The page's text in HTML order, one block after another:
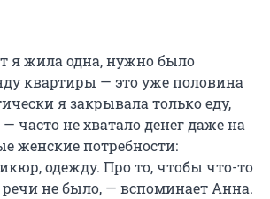
я жила одна, нужно было
квартиры — это уже половина
я закрывала только еду,
часто не хватало денег даже на
женские потребности:
одежду. Про то, чтобы что-то
не было, — вспоминает Анна.